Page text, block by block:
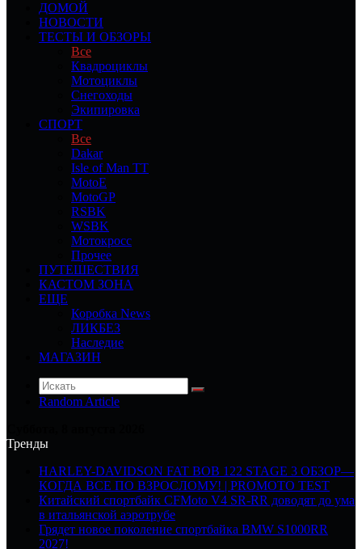
ДОМОЙ
НОВОСТИ
ТЕСТЫ И ОБЗОРЫ
Все
Квадроциклы
Мотоциклы
Снегоходы
Экипировка
СПОРТ
Все
Dakar
Isle of Man TT
MotoE
MotoGP
RSBK
WSBK
Мотокросс
Прочее
ПУТЕШЕСТВИЯ
КАСТОМ ЗОНА
ЕЩЕ
Коробка News
ЛИКБЕЗ
Наследие
МАГАЗИН
Random Article
Тренды
HARLEY-DAVIDSON FAT BOB 122 STAGE 3 ОБЗОР—
КОГДА ВСЕ ПО ВЗРОСЛОМУ! | PROMOTO TEST
Китайский спортбайк CFMoto V4 SR-RR доводят до ума
в итальянской аэротрубе
Грядет новое поколение спортбайка BMW S1000RR
2027!